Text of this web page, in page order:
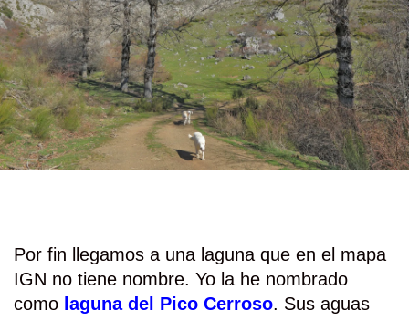
Por fin llegamos a una laguna que en el mapa
IGN no tiene nombre. Yo la he nombrado
como laguna del Pico Cerroso. Sus aguas